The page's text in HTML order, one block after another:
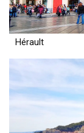
Hérault